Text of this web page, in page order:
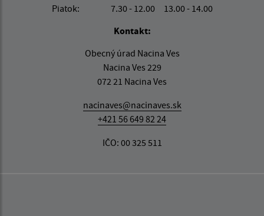
Piatok:
7.30 - 12.00 13.00 - 14.00
Kontakt:
Obecný úrad Nacina Ves
Nacina Ves 229
072 21 Nacina Ves
nacinaves@nacinaves.sk
+421 56 649 82 24
IČO: 00 325 511